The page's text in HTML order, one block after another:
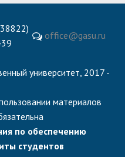
office@gasu.ru
университет, 2017 -
материалов
по обеспечению
студентов